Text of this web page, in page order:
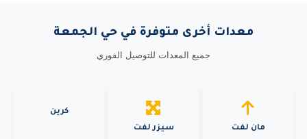
معدات أخرى متوفرة في حي الجمعة
جميع المعدات للتوصيل الفوري
مان لفت سيزر لفت
كرين